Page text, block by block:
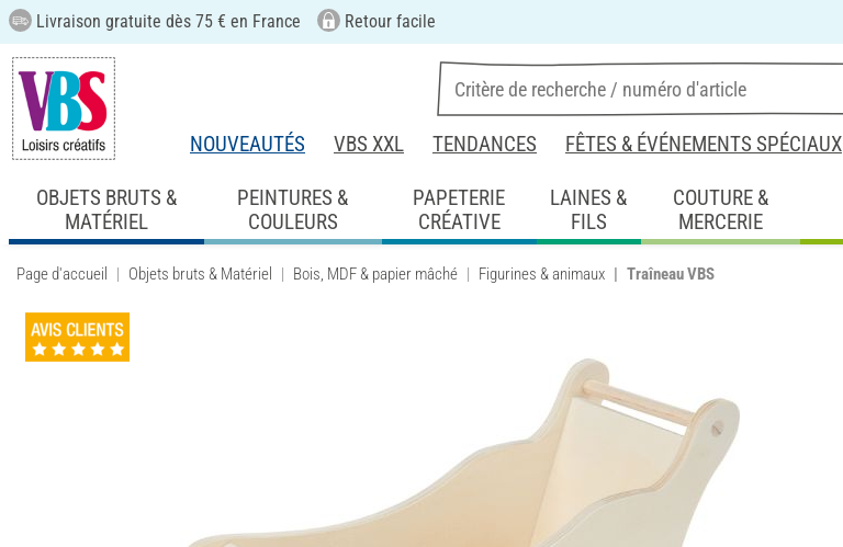
Livraison gratuite dès 75 € en France Retour facile
NOUVEAUTÉS VBS XXL TENDANCES FÊTES & ÉVÉNEMENTS SPÉCIAUX
OBJETS BRUTS &
MATÉRIEL
PEINTURES &
COULEURS
PAPETERIE
CRÉATIVE
LAINES &
FILS
COUTURE &
MERCERIE
Page d'accueil Objets bruts & Matériel Bois, MDF & papier mâché Figurines & animaux Traîneau VBS